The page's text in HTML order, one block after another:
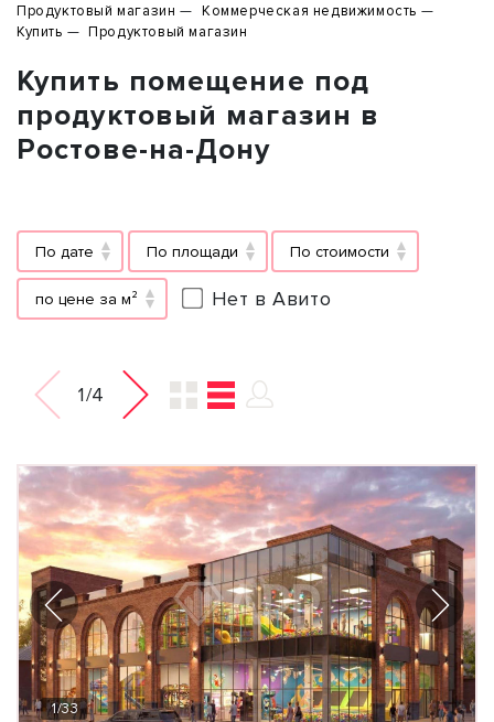
Продуктовый магазин
Коммерческая недвижимость
Купить
Продуктовый магазин
Купить помещение под
продуктовый магазин в
Ростове-на-Дону
По дате По площади По стоимости
по цене за м² Нет в Авито
1/4
1/33